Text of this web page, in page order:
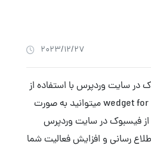
2023/12/27
سایت وردپرس با استفاده از
پلاگین wedget for social page feeds میتوانید به صورت
فیسبوک در سایت وردپرس
رسانی و افزایش فعالیت شما